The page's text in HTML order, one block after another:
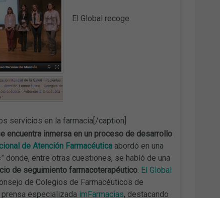
El Global recoge
servicios en la farmacia[/caption]
encuentra inmersa en un proceso de desarrollo
de Atención Farmacéuticaabordó en una
donde, entre otras cuestiones, se habló de una
de seguimiento farmacoterapéutico. El Global
de Colegios de Farmacéuticos de
especializada imFarmacias, destacando